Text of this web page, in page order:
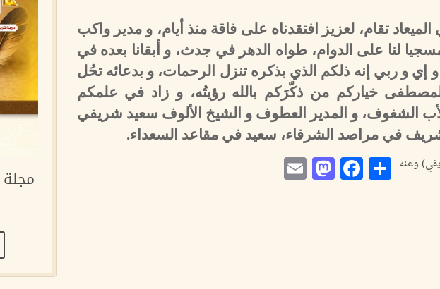
تقام، لعزيز افتقدناه على فاقة منذ أيام، و مدير واكب
لنا على الدوام، طواه الدهر في جدث، و أبقانا بعده في
و ربي إنه ذلكم الذي بذكره تنزل الرحمات، و بدعائه تحُل
خياركم من ذكّرَكم بالله رؤيتُه، و زاد في علمكم
الشغوف، و المدير العطوف و الشيخ الألوف سعيد شريفي
في مراصد الشرفاء، سعيد في مقاعد السعداء.
وعنه Share
Facebook
Mastodon مجلة